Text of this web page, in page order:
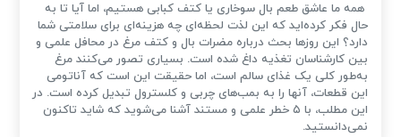
همه ما عاشق طعم بال سوخاری یا کتف کبابی هستیم، اما آیا تا به
حال فکر کرده‌اید که این لذت لحظه‌ای چه هزینه‌ای برای سلامتی شما
دارد؟ این روزها بحث درباره مضرات بال و کتف مرغ در محافل علمی و
بین کارشناسان تغذیه داغ شده است. بسیاری تصور می‌کنند مرغ
به‌طور کلی یک غذای سالم است، اما حقیقت این است که آناتومی
این قطعات، آنها را به بمب‌های چربی و کلسترول تبدیل کرده است. در
این مطلب، با ۵ خطر علمی و مستند آشنا می‌شوید که شاید تاکنون
نمی‌دانستید.